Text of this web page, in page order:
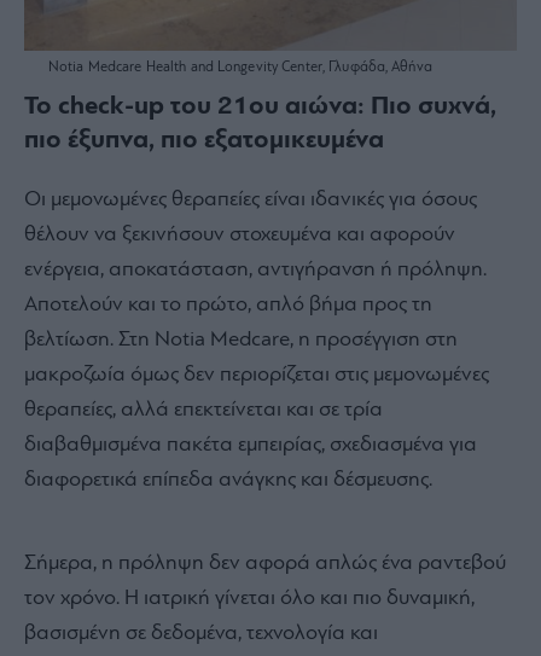
Notia Medcare Ηealth and Longevity Center, Γλυφάδα, Αθήνα
Το check-up του 21ου αιώνα: Πιο συχνά,
πιο έξυπνα, πιο εξατομικευμένα
Οι μεμονωμένες θεραπείες είναι ιδανικές για όσους
θέλουν να ξεκινήσουν στοχευμένα και αφορούν
ενέργεια, αποκατάσταση, αντιγήρανση ή πρόληψη.
Αποτελούν και το πρώτο, απλό βήμα προς τη
βελτίωση. Στη Notia Medcare, η προσέγγιση στη
μακροζωία όμως δεν περιορίζεται στις μεμονωμένες
θεραπείες, αλλά επεκτείνεται και σε τρία
διαβαθμισμένα πακέτα εμπειρίας, σχεδιασμένα για
διαφορετικά επίπεδα ανάγκης και δέσμευσης.
Σήμερα, η πρόληψη δεν αφορά απλώς ένα ραντεβού
τον χρόνο. Η ιατρική γίνεται όλο και πιο δυναμική,
βασισμένη σε δεδομένα, τεχνολογία και